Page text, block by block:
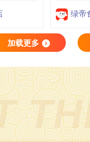
绿帝
加载更多